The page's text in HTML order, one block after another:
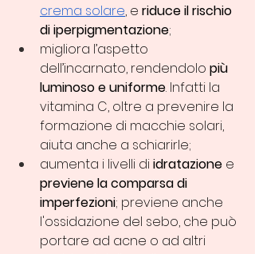
crema solare, e riduce il rischio
diiperpigmentazione;
migliora l’aspetto
dell’incarnato, rendendolo più
luminoso e uniforme. Infatti la
vitamina C, oltre a prevenire la
formazione di macchie solari,
aiuta anche a schiarirle;
aumenta i livelli di idratazione e
previene la comparsa di
imperfezioni; previene anche
l'ossidazione del sebo, che può
portare ad acne o ad altri